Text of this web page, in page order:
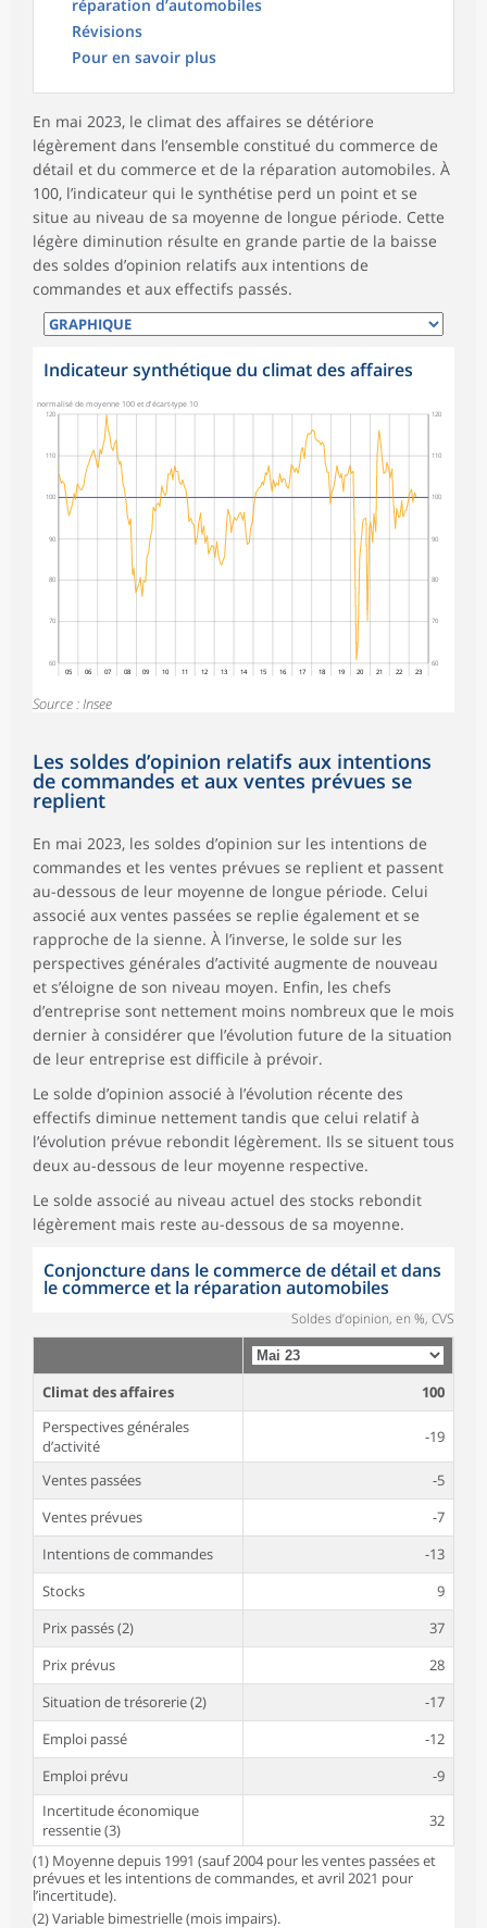
réparation d’automobiles
Révisions
Pour en savoir plus
En mai 2023, le climat des affaires se détériore
légèrement dans l’ensemble constitué du commerce de
détail et du commerce et de la réparation automobiles. À
100, l’indicateur qui le synthétise perd un point et se
situe au niveau de sa moyenne de longue période. Cette
légère diminution résulte en grande partie de la baisse
des soldes d’opinion relatifs aux intentions de
commandes et aux effectifs passés.
Indicateur synthétique du climat des affaires
100
110
120
90
80
70
60 60
70
80
90
100
110
120
normalisé de moyenne 100 et d'écart-type 10
05 06 07 08 09 10 11 12 13 14 15 16 17 18 19 20 21 22 23
Source : Insee
Les soldes d’opinion relatifs aux intentions
de commandes et aux ventes prévues se
replient
En mai 2023, les soldes d’opinion sur les intentions de
commandes et les ventes prévues se replient et passent
au-dessous de leur moyenne de longue période. Celui
associé aux ventes passées se replie également et se
rapproche de la sienne. À l’inverse, le solde sur les
perspectives générales d’activité augmente de nouveau
et s’éloigne de son niveau moyen. Enfin, les chefs
d’entreprise sont nettement moins nombreux que le mois
dernier à considérer que l’évolution future de la situation
de leur entreprise est difficile à prévoir.
Le solde d’opinion associé à l’évolution récente des
effectifs diminue nettement tandis que celui relatif à
l’évolution prévue rebondit légèrement. Ils se situent tous
deux au-dessous de leur moyenne respective.
Le solde associé au niveau actuel des stocks rebondit
légèrement mais reste au-dessous de sa moyenne.
Conjoncture dans le commerce de détail et dans
le commerce et la réparation automobiles
Soldes d’opinion, en %, CVS
Climat des affaires
100
Perspectives générales
d’activité
-19
Ventes passées
-5
Ventes prévues
-7
Intentions de commandes
-13
Stocks
9
Prix passés (2)
37
Prix prévus
28
Situation de trésorerie (2)
-17
Emploi passé
-12
Emploi prévu
-9
Incertitude économique
ressentie (3)
32
(1) Moyenne depuis 1991 (sauf 2004 pour les ventes passées et
prévues et les intentions de commandes, et avril 2021 pour
l’incertitude).
(2) Variable bimestrielle (mois impairs).